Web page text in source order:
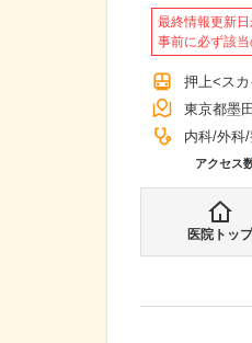
最終情報更新日
事前に必ず該当
押上<ス
東京都墨
内科 外科
アクセス
医院トッ